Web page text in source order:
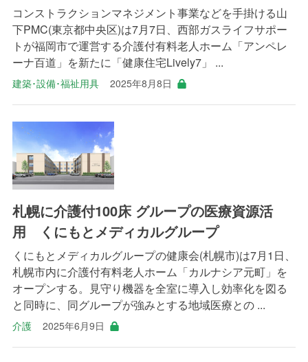
コンストラクションマネジメント事業などを手掛ける山
下PMC(東京都中央区)は7月7日、西部ガスライフサポー
トが福岡市で運営する介護付有料老人ホーム「アンペレ
ーナ百道」を新たに「健康住宅Lively7」 ...
建築･設備･福祉用具 2025年8月8日
札幌に介護付100床 グループの医療資源活
用 くにもとメディカルグループ
くにもとメディカルグループの健康会(札幌市)は7月1日、
札幌市内に介護付有料老人ホーム「カルナシア元町」を
オープンする。見守り機器を全室に導入し効率化を図る
と同時に、同グループが強みとする地域医療との ...
介護 2025年6月9日